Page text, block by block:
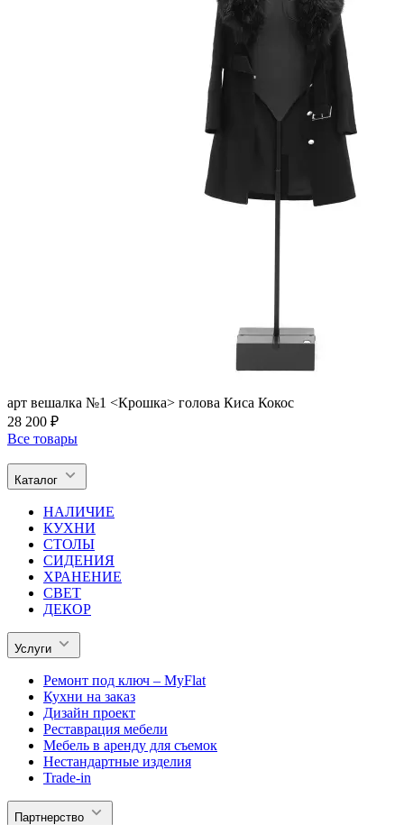
арт вешалка №1 <Крошка> голова Киса Кокос
28 200 ₽
Все товары
Каталог
НАЛИЧИЕ
КУХНИ
СТОЛЫ
СИДЕНИЯ
ХРАНЕНИЕ
СВЕТ
ДЕКОР
Услуги
Ремонт под ключ – MyFlat
Кухни на заказ
Дизайн проект
Реставрация мебели
Мебель в аренду для съемок
Нестандартные изделия
Trade-in
Партнерство